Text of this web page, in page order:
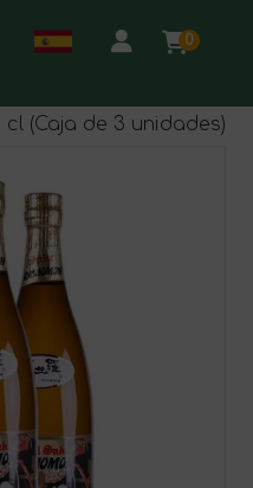
0
(Caja de 3 unidades)